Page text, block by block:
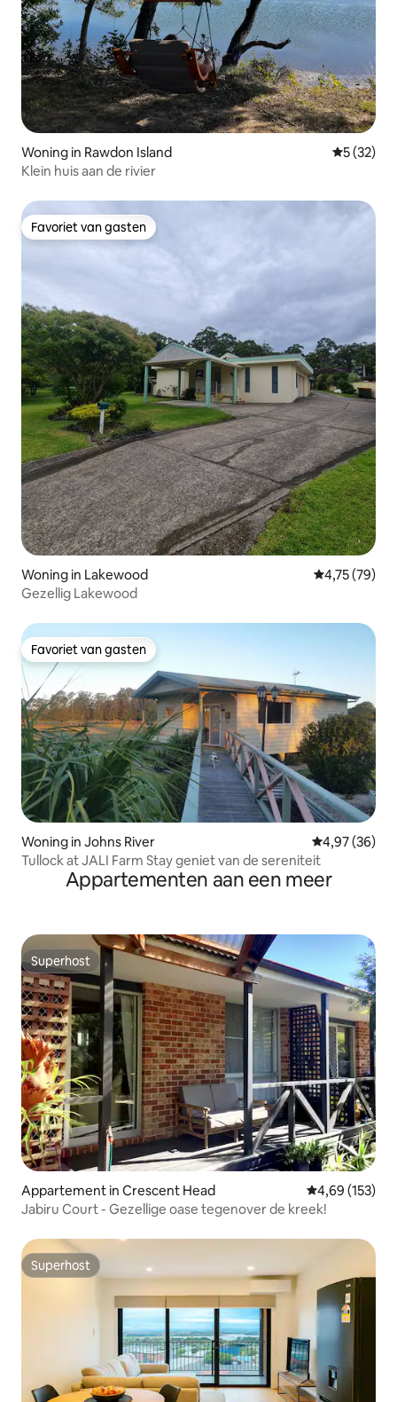
Woning in Rawdon Island
5 (32)
Klein huis aan de rivier
Favoriet van gasten
Favoriet van gasten
Woning in Lakewood Gemiddelde
4,75 (79)
Gezellig Lakewood
Favoriet van gasten
Favoriet van gasten
Woning in Johns River Gemiddelde
4,97 (36)
Tullock at JALI Farm Stay geniet van de sereniteit
Appartementen aan een meer
Superhost
Superhost
Appartement in Crescent Head Gemiddelde
4,69 (153)
Jabiru Court - Gezellige oase tegenover de kreek!
Superhost
Superhost